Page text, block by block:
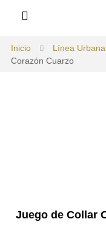
Inicio Línea Urbana
Corazón Cuarzo
Juego de Collar